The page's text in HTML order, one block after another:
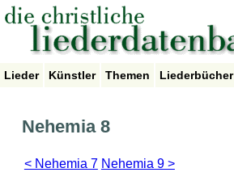
Lieder Künstler Themen Liederbücher
Nehemia 8
< Nehemia 7 Nehemia 9 >